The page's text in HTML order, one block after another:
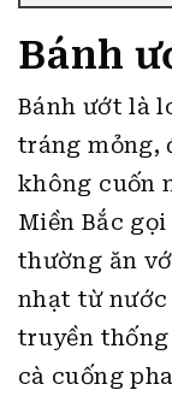
Bánh
Bánh ướt là
tráng mỏng,
không cuốn
Miền Bắc
thường ăn
nhạt từ nước
truyền
cà cuống